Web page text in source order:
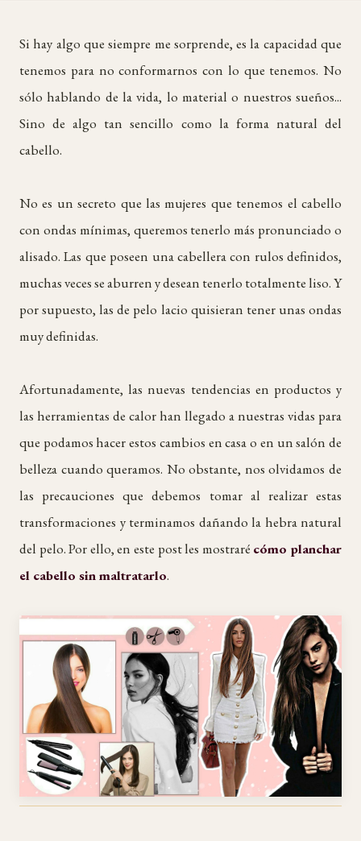
Si hay algo que siempre me sorprende, es la capacidad que
tenemos para no conformarnos con lo que tenemos. No
sólo hablando de la vida, lo material o nuestros sueños...
Sino de algo tan sencillo como la forma natural del
cabello.
No es un secreto que las mujeres que tenemos el cabello
con ondas mínimas, queremos tenerlo más pronunciado o
alisado. Las que poseen una cabellera con rulos definidos,
muchas veces se aburren y desean tenerlo totalmente liso. Y
por supuesto, las de pelo lacio quisieran tener unas ondas
muy definidas.
Afortunadamente, las nuevas tendencias en productos y
las herramientas de calor han llegado a nuestras vidas para
que podamos hacer estos cambios en casa o en un salón de
belleza cuando queramos. No obstante, nos olvidamos de
las precauciones que debemos tomar al realizar estas
transformaciones y terminamos dañando la hebra natural
del pelo. Por ello, en este post les mostraré cómo planchar
el cabello sin maltratarlo.